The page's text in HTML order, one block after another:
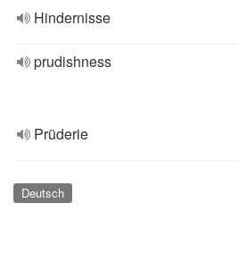
Hindernisse
prudishness
Prüderie
Deutsch